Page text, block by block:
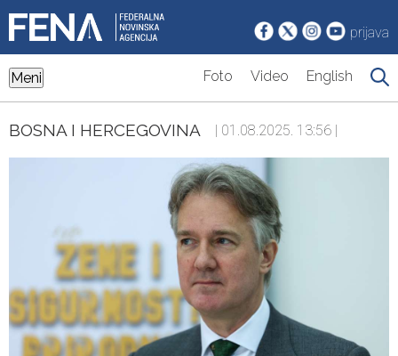
prijava
Meni Foto Video English
BOSNA I HERCEGOVINA | 01.08.2025. 13:56 |